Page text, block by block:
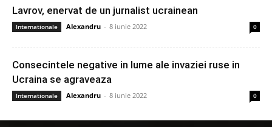
Lavrov, enervat de un jurnalist ucrainean
Internationale Alexandru - 8 iunie 2022 0
Consecintele negative in lume ale invaziei ruse in
Ucraina se agraveaza
Internationale Alexandru - 8 iunie 2022 0